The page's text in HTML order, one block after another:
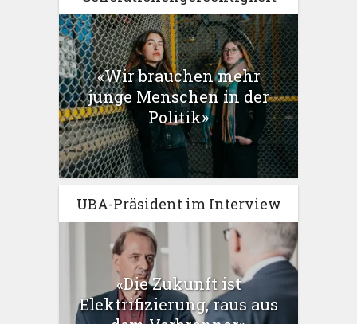
«Wir brauchen mehr
junge Menschen in der
Politik»
UBA-Präsident im Interview
«Die Zukunft ist
Elektrifizierung, raus aus